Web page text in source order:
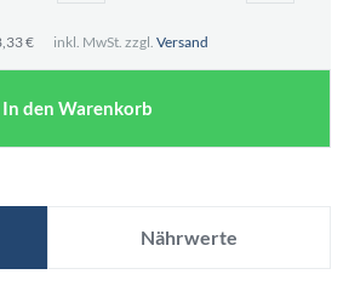
€ inkl. MwSt. zzgl. Versand
In den Warenkorb
Nährwerte